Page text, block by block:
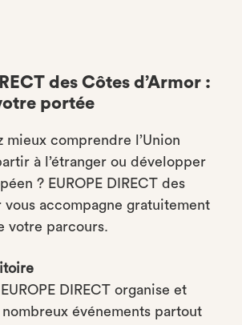
des Côtes d’Armor :
portée
mieux comprendre l’Union
à l’étranger ou développer
? EUROPE DIRECT des
vous accompagne gratuitement
votre parcours.
DIRECT organise et
événements partout